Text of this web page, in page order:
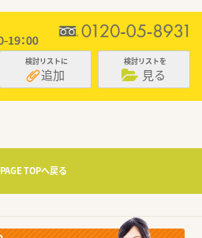
検討リストに
追加
検討リストを
見る
PAGE TOPへ戻る